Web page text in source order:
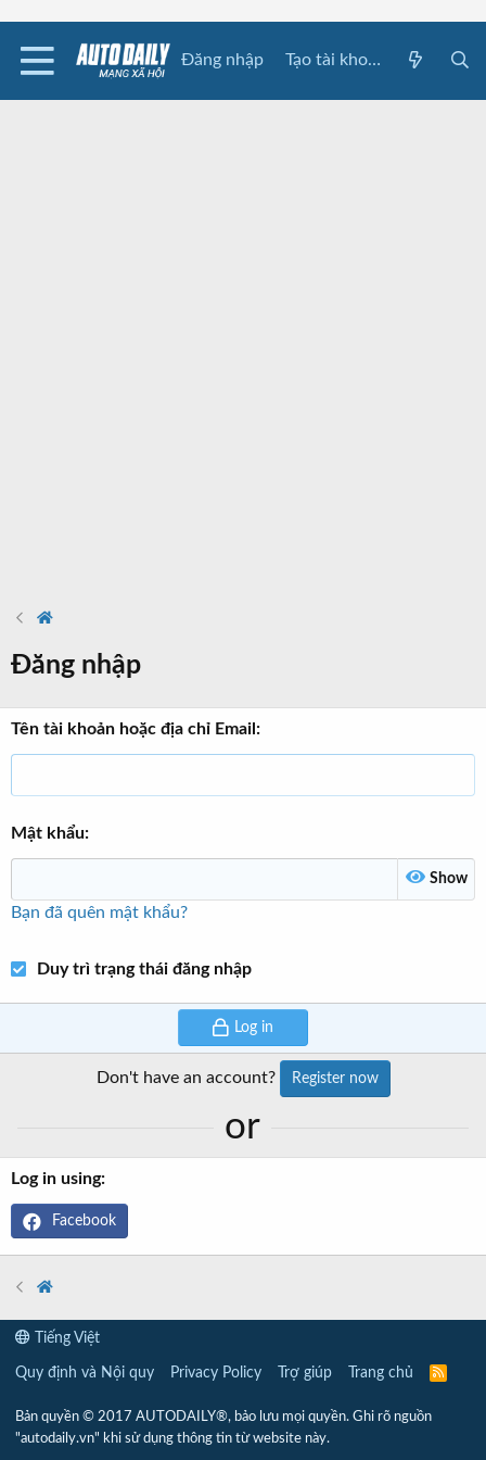
Đăng nhập Tạo tài khoản
Đăng nhập
Tên tài khoản hoặc địa chỉ Email
Mật khẩu
Show
Bạn đã quên mật khẩu?
Duy trì trạng thái đăng nhập
Log in
Don't have an account? Register now
or
Log in using
Facebook
Tiếng Việt
Quy định và Nội quy Privacy Policy Trợ giúp Trang chủ
R
Bản quyền © 2017 AUTODAILY®, bảo lưu mọi quyền. Ghi rõ nguồn
"autodaily.vn" khi sử dụng thông tin từ website này.